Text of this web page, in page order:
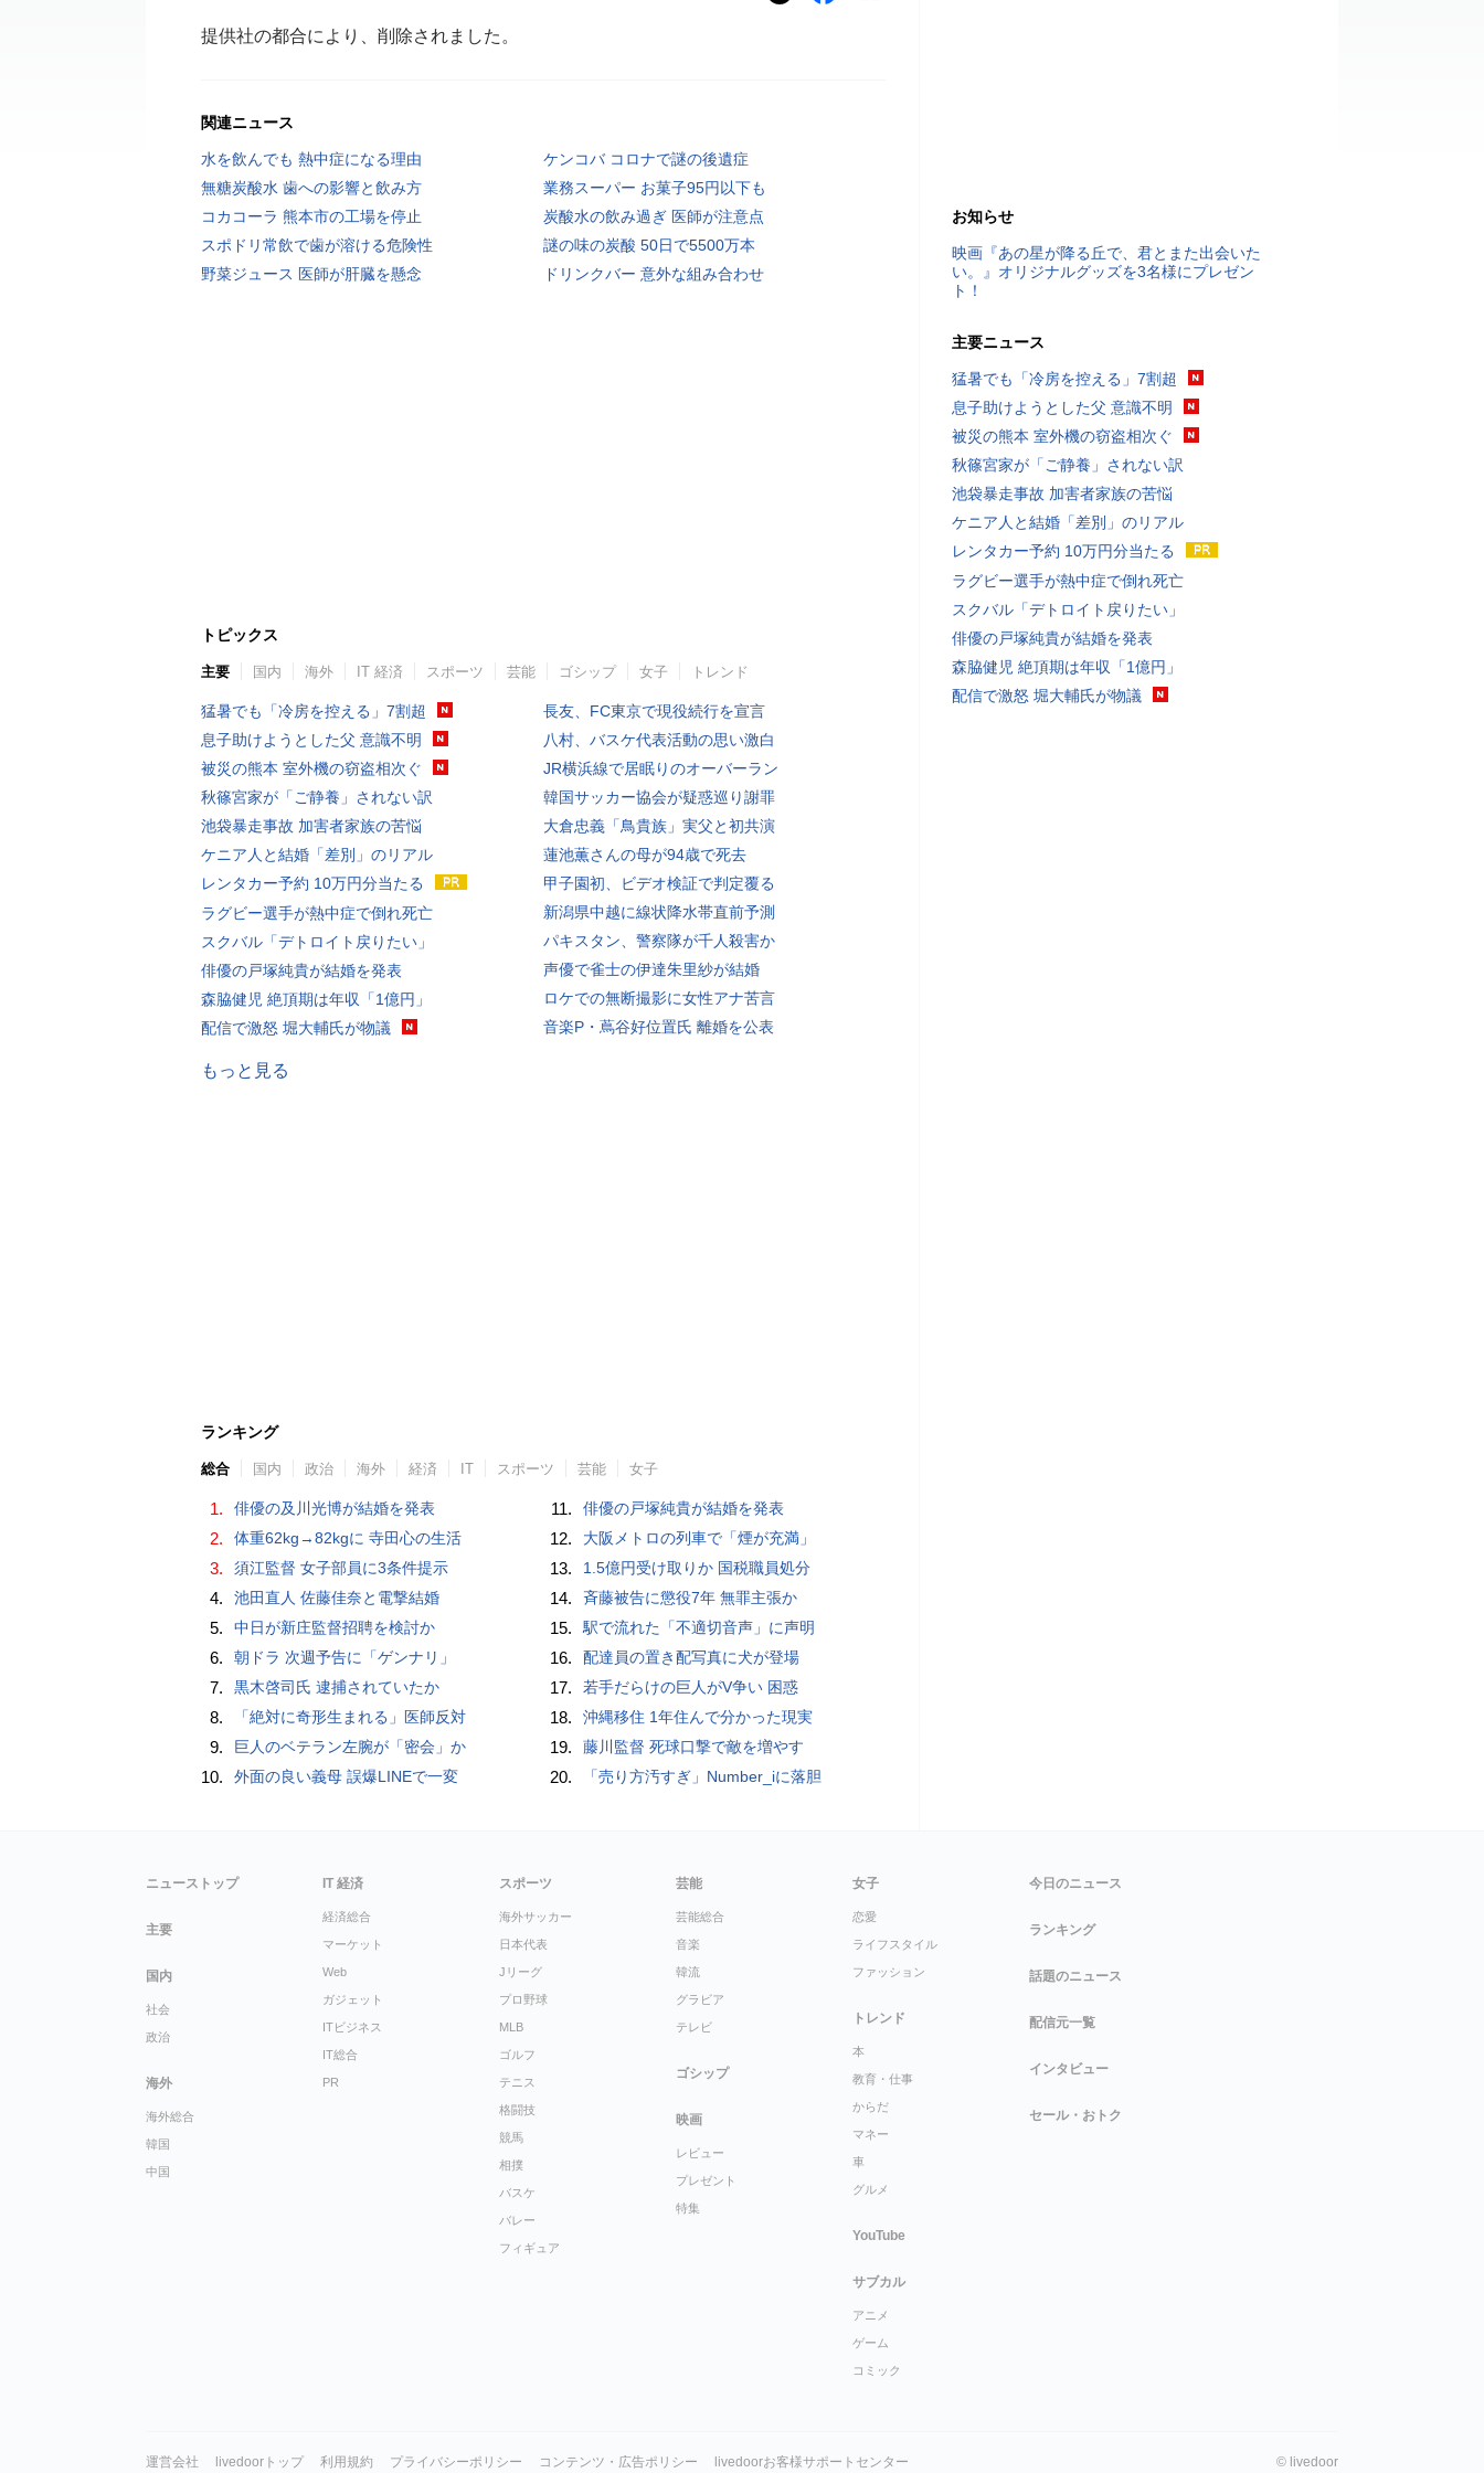
提供社の都合により、削除されました。
関連ニュース
水を飲んでも 熱中症になる理由
ケンコバ コロナで謎の後遺症
無糖炭酸水 歯への影響と飲み方
業務スーパー お菓子95円以下も
コカコーラ 熊本市の工場を停止
炭酸水の飲み過ぎ 医師が注意点
スポドリ常飲で歯が溶ける危険性
謎の味の炭酸 50日で5500万本
野菜ジュース 医師が肝臓を懸念
ドリンクバー 意外な組み合わせ
トピックス
主要 国内 海外 IT 経済 スポーツ 芸能 ゴシップ 女子 トレンド
猛暑でも「冷房を控える」7割超
息子助けようとした父 意識不明
被災の熊本 室外機の窃盗相次ぐ
秋篠宮家が「ご静養」されない訳
池袋暴走事故 加害者家族の苦悩
ケニア人と結婚「差別」のリアル
レンタカー予約 10万円分当たる
ラグビー選手が熱中症で倒れ死亡
スクバル「デトロイト戻りたい」
俳優の戸塚純貴が結婚を発表
森脇健児 絶頂期は年収「1億円」
配信で激怒 堀大輔氏が物議
長友、FC東京で現役続行を宣言
八村、バスケ代表活動の思い激白
JR横浜線で居眠りのオーバーラン
韓国サッカー協会が疑惑巡り謝罪
大倉忠義「鳥貴族」実父と初共演
蓮池薫さんの母が94歳で死去
甲子園初、ビデオ検証で判定覆る
新潟県中越に線状降水帯直前予測
パキスタン、警察隊が千人殺害か
声優で雀士の伊達朱里紗が結婚
ロケでの無断撮影に女性アナ苦言
音楽P・蔦谷好位置氏 離婚を公表
もっと見る
ランキング
総合 国内 政治 海外 経済 IT スポーツ 芸能 女子
1. 俳優の及川光博が結婚を発表
2. 体重62kg→82kgに 寺田心の生活
3. 須江監督 女子部員に3条件提示
4. 池田直人 佐藤佳奈と電撃結婚
5. 中日が新庄監督招聘を検討か
6. 朝ドラ 次週予告に「ゲンナリ」
7. 黒木啓司氏 逮捕されていたか
8. 「絶対に奇形生まれる」医師反対
9. 巨人のベテラン左腕が「密会」か
10. 外面の良い義母 誤爆LINEで一変
11. 俳優の戸塚純貴が結婚を発表
12. 大阪メトロの列車で「煙が充満」
13. 1.5億円受け取りか 国税職員処分
14. 斉藤被告に懲役7年 無罪主張か
15. 駅で流れた「不適切音声」に声明
16. 配達員の置き配写真に犬が登場
17. 若手だらけの巨人がV争い 困惑
18. 沖縄移住 1年住んで分かった現実
19. 藤川監督 死球口撃で敵を増やす
20. 「売り方汚すぎ」Number_iに落胆
お知らせ
映画『あの星が降る丘で、君とまた出会いた
い。』オリジナルグッズを3名様にプレゼン
ト！
主要ニュース
猛暑でも「冷房を控える」7割超
息子助けようとした父 意識不明
被災の熊本 室外機の窃盗相次ぐ
秋篠宮家が「ご静養」されない訳
池袋暴走事故 加害者家族の苦悩
ケニア人と結婚「差別」のリアル
レンタカー予約 10万円分当たる
ラグビー選手が熱中症で倒れ死亡
スクバル「デトロイト戻りたい」
俳優の戸塚純貴が結婚を発表
森脇健児 絶頂期は年収「1億円」
配信で激怒 堀大輔氏が物議
ニューストップ
主要
国内
社会
政治
海外
海外総合
韓国
中国
IT 経済
経済総合
マーケット
Web
ガジェット
ITビジネス
IT総合
PR
スポーツ
海外サッカー
日本代表
Jリーグ
プロ野球
MLB
ゴルフ
テニス
格闘技
競馬
相撲
バスケ
バレー
フィギュア
芸能
芸能総合
音楽
韓流
グラビア
テレビ
ゴシップ
映画
レビュー
プレゼント
特集
女子
恋愛
ライフスタイル
ファッション
トレンド
本
教育・仕事
からだ
マネー
車
グルメ
YouTube
サブカル
アニメ
ゲーム
コミック
今日のニュース
ランキング
話題のニュース
配信元一覧
インタビュー
セール・おトク
運営会社 livedoorトップ 利用規約 プライバシーポリシー コンテンツ・広告ポリシー livedoorお客様サポートセンター © livedoor